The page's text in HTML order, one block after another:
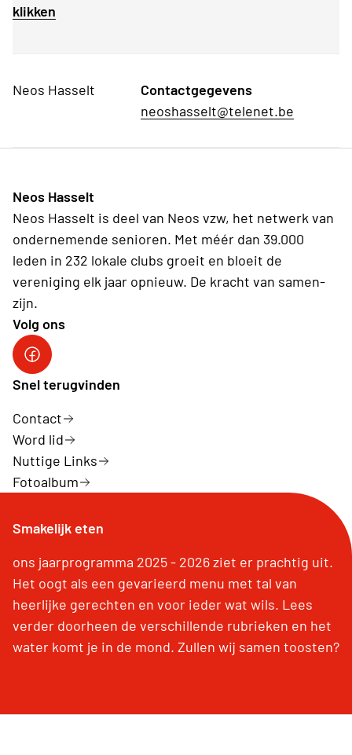
klikken
Neos Hasselt
Contactgegevens
neoshasselt@telenet.be
Neos Hasselt
Neos Hasselt is deel van Neos vzw, het netwerk van
ondernemende senioren. Met méér dan 39.000
leden in 232 lokale clubs groeit en bloeit de
vereniging elk jaar opnieuw. De kracht van samen-
zijn.
Volg ons
Neos Hasselt
Snel terugvinden
Contact
Word lid
Nuttige Links
Fotoalbum
Smakelijk eten
ons jaarprogramma 2025 - 2026 ziet er prachtig uit.
Het oogt als een gevarieerd menu met tal van
heerlijke gerechten en voor ieder wat wils. Lees
verder doorheen de verschillende rubrieken en het
water komt je in de mond. Zullen wij samen toosten?